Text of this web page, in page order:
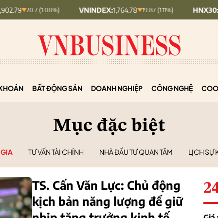
(1.08%) VNINDEX: 1,764.78 19.87 (1.11%) HNX30: 452.84
BẤT ĐỘNG SẢN DOANH NGHIỆP CÔNG NGHỆ
Mục đặc biệt
TƯ VẤN TÀI CHÍNH NHÀ ĐẦU TƯ QUAN TÂM LỊCH SỰ
TS. Cấn Văn Lực: Chủ động
kịch bản năng lượng để giữ